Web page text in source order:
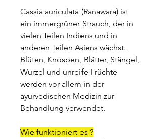
Cassia auriculata (Ranawara) ist
ein immergrüner Strauch, der in
vielen Teilen Indiens und in
anderen Teilen Asiens wächst.
Blüten, Knospen, Blätter, Stängel,
Wurzel und unreife Früchte
werden vor allem in der
ayurvedischen Medizin zur
Behandlung verwendet.
Wie funktioniert es ?